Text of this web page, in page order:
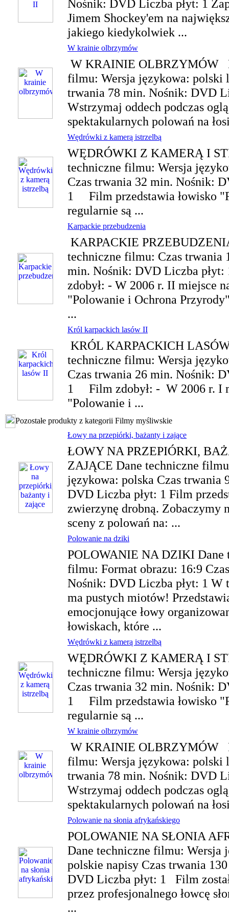
Nośnik: DVD Liczba płyt: 1
Jimem Shockey'em na
jakiego kiedykolwiek ...
W krainie olbrzymów
W KRAINIE OLBRZYMÓW
filmu: Wersja językowa: polski
trwania 78 min. Nośnik: DVD
Wstrzymaj oddech podczas
spektakularnych polowań na
Wędrówki z kamerą istrzelbą
WĘDRÓWKI Z KAMERĄ I
techniczne filmu: Wersja
Czas trwania 32 min. Nośnik:
1 Film przedstawia łowisko
regularnie są ...
Karpackie przebudzenia
KARPACKIE
techniczne filmu: Czas trwania
min. Nośnik: DVD Liczba
zdobył: - W 2006 r. II miejsce
"Polowanie i Ochrona
...
Król karpackich lasów II
KRÓL KARPACKICH
techniczne filmu: Wersja
Czas trwania 26 min. Nośnik:
1 Film zdobył: - W 2006 r. I
"Polowanie i ...
Pozostałe produkty z kategorii Filmy myśliwskie
Łowy na przepiórki, bażanty i zające
ŁOWY NA PRZEPIÓRKI,
ZAJĄCE Dane techniczne
językowa: polska Czas trwania
DVD Liczba płyt: 1 Film
zwierzynę drobną. Zobaczymy
sceny z polowań na: ...
Polowanie na dziki
POLOWANIE NA DZIKI Dane
filmu: Format obrazu: 16:9
Nośnik: DVD Liczba płyt: 1
ma pustych miotów!
emocjonujące łowy
łowiskach, które ...
Wędrówki z kamerą istrzelbą
WĘDRÓWKI Z KAMERĄ I
techniczne filmu: Wersja
Czas trwania 32 min. Nośnik:
1 Film przedstawia łowisko
regularnie są ...
W krainie olbrzymów
W KRAINIE OLBRZYMÓW
filmu: Wersja językowa: polski
trwania 78 min. Nośnik: DVD
Wstrzymaj oddech podczas
spektakularnych polowań na
Polowanie na słonia afrykańskiego
POLOWANIE NA SŁONIA
Dane techniczne filmu: Wersja
polskie napisy Czas trwania
DVD Liczba płyt: 1 Film
przez profesjonalnego łowcę
...